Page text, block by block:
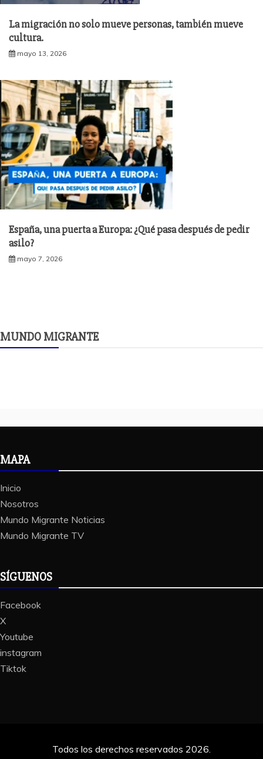
La migración no solo mueve personas, también mueve
cultura.
mayo 13, 2026
España, una puerta a Europa: ¿Qué pasa después de pedir
asilo?
mayo 7, 2026
MUNDO MIGRANTE
MAPA
Inicio
Nosotros
Mundo Migrante Noticias
Mundo Migrante TV
SÍGUENOS
Facebook
X
Youtube
instagram
Tiktok
Todos los derechos reservados 2026.